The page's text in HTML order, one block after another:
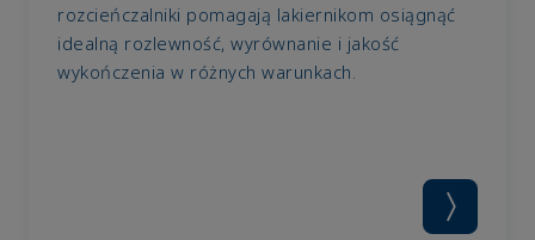
rozcieńczalniki pomagają lakiernikom osiągnąć
idealną rozlewność, wyrównanie i jakość
wykończenia w różnych warunkach.